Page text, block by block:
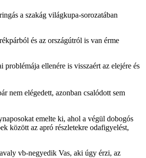
a szakág világkupa-sorozatában
és az országútról is van érme
ellenére is visszaért az elejére és
nem elégedett, azonban csalódott sem
emelte ki, ahol a végül dobogós
között az apró részletekre odafigyelést,
vb-negyedik Vas, aki úgy érzi, az